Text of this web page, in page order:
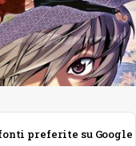
preferite su Google